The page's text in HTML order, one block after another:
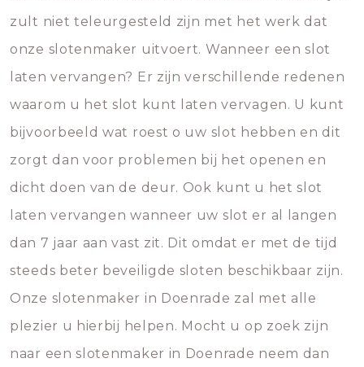
zult niet teleurgesteld zijn met het werk dat
onze slotenmaker uitvoert. Wanneer een slot
laten vervangen? Er zijn verschillende redenen
waarom u het slot kunt laten vervagen. U kunt
bijvoorbeeld wat roest o uw slot hebben en dit
zorgt dan voor problemen bij het openen en
dicht doen van de deur. Ook kunt u het slot
laten vervangen wanneer uw slot er al langen
dan 7 jaar aan vast zit. Dit omdat er met de tijd
steeds beter beveiligde sloten beschikbaar zijn.
Onze slotenmaker in Doenrade zal met alle
plezier u hierbij helpen. Mocht u op zoek zijn
naar een slotenmaker in Doenrade neem dan